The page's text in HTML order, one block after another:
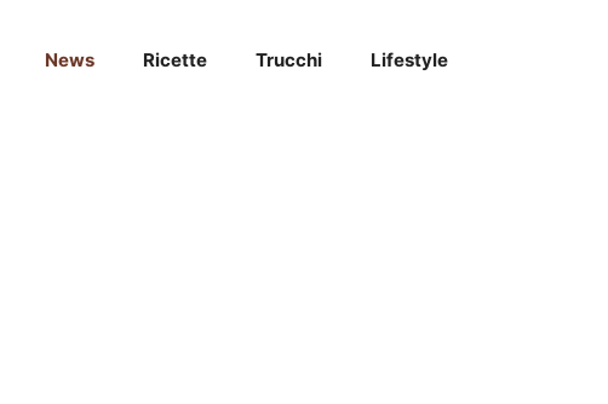
News Ricette Trucchi Lifestyle